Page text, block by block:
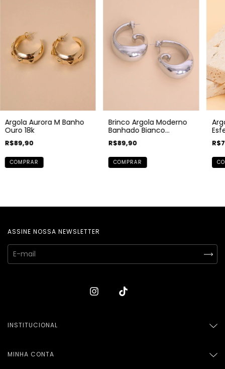
Argola Aurora M Banho
Ouro 18k
R$89,90
COMPRAR
Brinco Argola Moderno
Banhado Bianco
Moderno
R$89,90
COMPRAR
18k
ASSINE NOSSA NEWSLETTER
INSTITUCIONAL
MINHA CONTA